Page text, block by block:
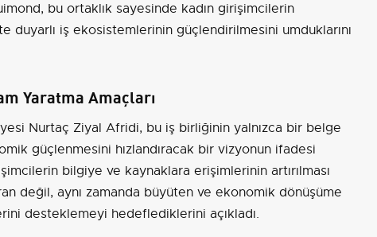
bu ortaklık sayesinde kadın girişimcilerin
iş ekosistemlerinin güçlendirilmesini umduklarını
Yaratma Amaçları
Nurtaç Ziyal Afridi, bu iş birliğinin yalnızca bir belge
güçlenmesini hızlandıracak bir vizyonun ifadesi
bilgiye ve kaynaklara erişimlerinin artırılması
değil, aynı zamanda büyüten ve ekonomik dönüşüme
desteklemeyi hedeflediklerini açıkladı.